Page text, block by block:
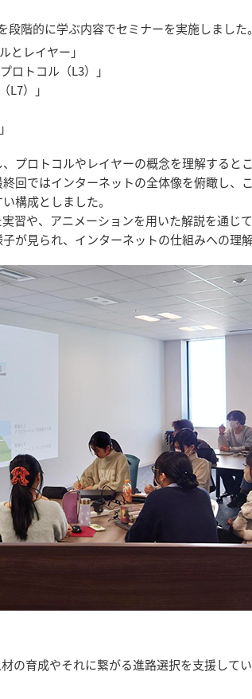
階的に学ぶ内容でセミナーを実施しました。
とレイヤー」
ロトコル（L3）」
L7）」
プロトコルやレイヤーの概念を理解すると
回ではインターネットの全体像を俯瞰し、
構成としました。
習や、アニメーションを用いた解説を通じ
が見られ、インターネットの仕組みへの理
の育成やそれに繋がる進路選択を支援してい